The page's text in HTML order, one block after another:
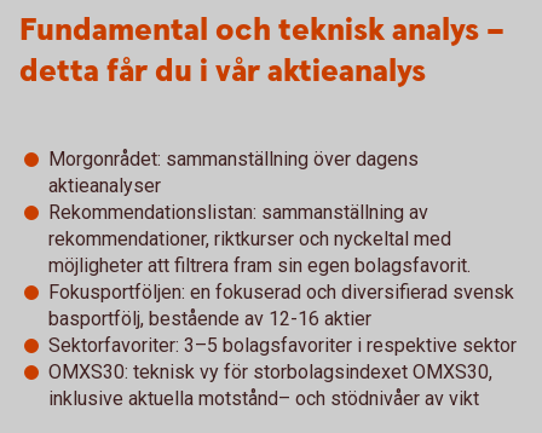
Fundamental och teknisk analys –
detta får du i vår aktieanalys
Morgonrådet: sammanställning över dagens
aktieanalyser
Rekommendationslistan: sammanställning av
rekommendationer, riktkurser och nyckeltal med
möjligheter att filtrera fram sin egen bolagsfavorit.
Fokusportföljen: en fokuserad och diversifierad svensk
basportfölj, bestående av 12-16 aktier
Sektorfavoriter: 3–5 bolagsfavoriter i respektive sektor
OMXS30: teknisk vy för storbolagsindexet OMXS30,
inklusive aktuella motstånd– och stödnivåer av vikt